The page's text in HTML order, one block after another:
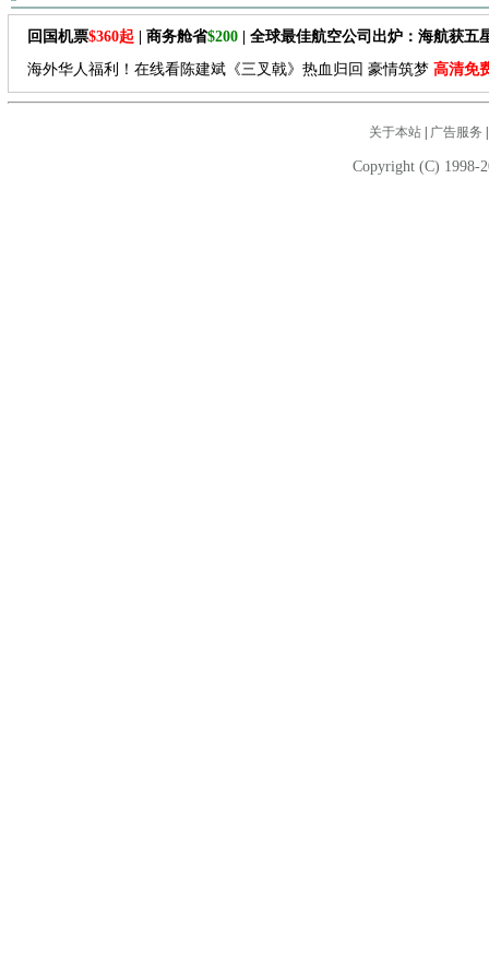
回国机票$360起 | 商务舱省$200 | 全球最佳航空公司出炉：海航获五
海外华人福利！在线看陈建斌《三叉戟》热血归回 豪情筑梦 高清免
关于本站| 广告服务
Copyright (C) 1998-